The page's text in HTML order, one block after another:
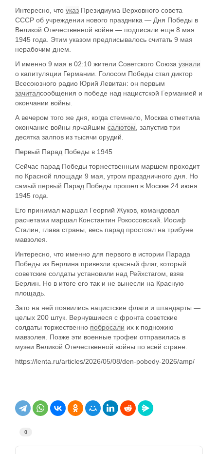
Интересно, что указ Президиума Верховного совета
СССР об учреждении нового праздника — Дня Победы в
Великой Отечественной войне — подписали еще 8 мая
1945 года. Этим указом предписывалось считать 9 мая
нерабочим днем.
И именно 9 мая в 02:10 жители Советского Союза узнали
о капитуляции Германии. Голосом Победы стал диктор
Всесоюзного радио Юрий Левитан: он первым
зачиталсообщения о победе над нацистской Германией и
окончании войны.
А вечером того же дня, когда стемнело, Москва отметила
окончание войны ярчайшим салютом , запустив три
десятка залпов из тысячи орудий.
Первый Парад Победы в 1945
Сейчас парад Победы торжественным маршем проходит
по Красной площади 9 мая, утром праздничного дня. Но
самый первый Парад Победы прошел в Москве 24 июня
1945 года.
Его принимал маршал Георгий Жуков, командовал
расчетами маршал Константин Рокоссовский. Иосиф
Сталин, глава страны, весь парад простоял на трибуне
мавзолея.
Интересно, что именно для первого в истории Парада
Победы из Берлина привезли красный флаг, который
советские солдаты установили над Рейхстагом, взяв
Берлин. Но в итоге его так и не вынесли на Красную
площадь.
Зато на ней появились нацистские флаги и штандарты —
целых 200 штук. Вернувшиеся с фронта советские
солдаты торжественно побросали их к подножию
мавзолея. Позже эти военные трофеи отправились в
музеи Великой Отечественной войны по всей стране.
https://lenta.ru/articles/2026/05/08/den-pobedy-2026/amp/
0